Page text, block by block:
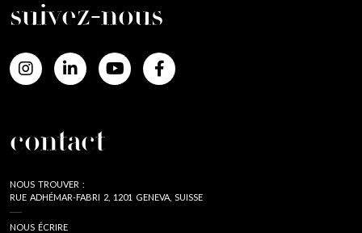
suivez-nous
contact
NOUS TROUVER :
RUE ADHÉMAR-FABRI 2, 1201 GENEVA, SUISSE
NOUS ÉCRIRE